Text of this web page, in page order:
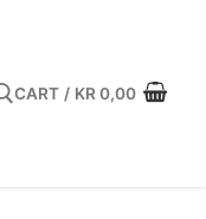
CART / KR 0,00